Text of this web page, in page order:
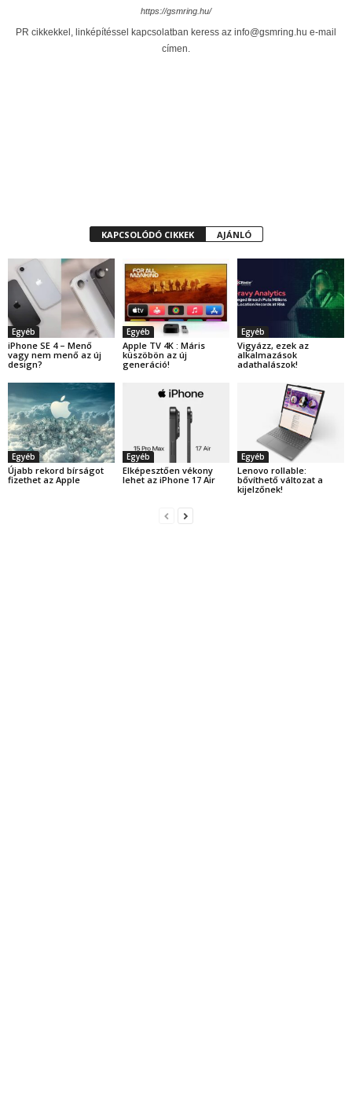
https://gsmring.hu/
PR cikkekkel, linképítéssel kapcsolatban keress az info@gsmring.hu e-mail
címen.
KAPCSOLÓDÓ CIKKEK AJÁNLÓ
Egyéb
iPhone SE 4 – Menő
vagy nem menő az új
design?
Egyéb
Apple TV 4K : Máris
küszöbön az új
generáció!
Egyéb
Vigyázz, ezek az
alkalmazások
adathalászok!
Egyéb
Újabb rekord bírságot
fizethet az Apple
Egyéb
Elképesztően vékony
lehet az iPhone 17 Air
Egyéb
Lenovo rollable:
bővíthető változat a
kijelzőnek!